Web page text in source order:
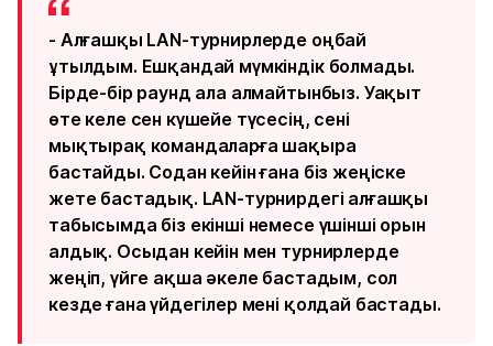
- Алғашқы LAN-турнирлерде оңбай
ұтылдым. Ешқандай мүмкіндік болмады.
Бірде-бір раунд ала алмайтынбыз. Уақыт
өте келе сен күшейе түсесің, сені
мықтырақ командаларға шақыра
бастайды. Содан кейін ғана біз жеңіске
жете бастадық. LAN-турнирдегі алғашқы
табысымда біз екінші немесе үшінші орын
алдық. Осыдан кейін мен турнирлерде
жеңіп, үйге ақша әкеле бастадым, сол
кезде ғана үйдегілер мені қолдай бастады.